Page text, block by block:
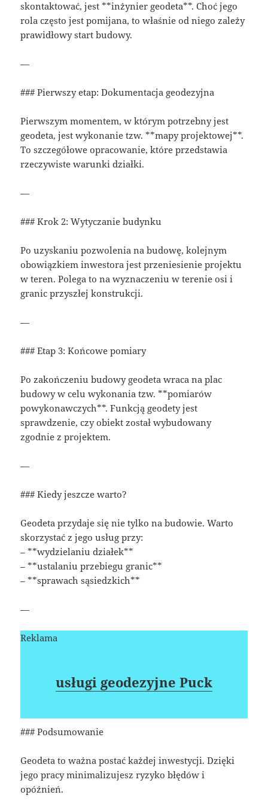
skontaktować, jest **inżynier geodeta**. Choć jego
rola często jest pomijana, to właśnie od niego zależy
prawidłowy start budowy.
—
### Pierwszy etap: Dokumentacja geodezyjna
Pierwszym momentem, w którym potrzebny jest
geodeta, jest wykonanie tzw. **mapy projektowej**.
To szczegółowe opracowanie, które przedstawia
rzeczywiste warunki działki.
—
### Krok 2: Wytyczanie budynku
Po uzyskaniu pozwolenia na budowę, kolejnym
obowiązkiem inwestora jest przeniesienie projektu
w teren. Polega to na wyznaczeniu w terenie osi i
granic przyszłej konstrukcji.
—
### Etap 3: Końcowe pomiary
Po zakończeniu budowy geodeta wraca na plac
budowy w celu wykonania tzw. **pomiarów
powykonawczych**. Funkcją geodety jest
sprawdzenie, czy obiekt został wybudowany
zgodnie z projektem.
—
### Kiedy jeszcze warto?
Geodeta przydaje się nie tylko na budowie. Warto
skorzystać z jego usług przy:
– **wydzielaniu działek**
– **ustalaniu przebiegu granic**
– **sprawach sąsiedzkich**
—
Reklama
usługi geodezyjne Puck
### Podsumowanie
Geodeta to ważna postać każdej inwestycji. Dzięki
jego pracy minimalizujesz ryzyko błędów i
opóźnień.